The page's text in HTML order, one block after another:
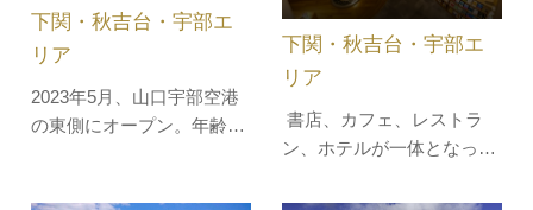
2023年5月、山口宇部空港
の東側にオープン。年齢、
下関・秋吉台・宇部エ
リア
書店、カフェ、レストラ
ン、ホテルが一体となった
者限定で、21時～5時まで
下関・秋吉台・宇部エ
リア